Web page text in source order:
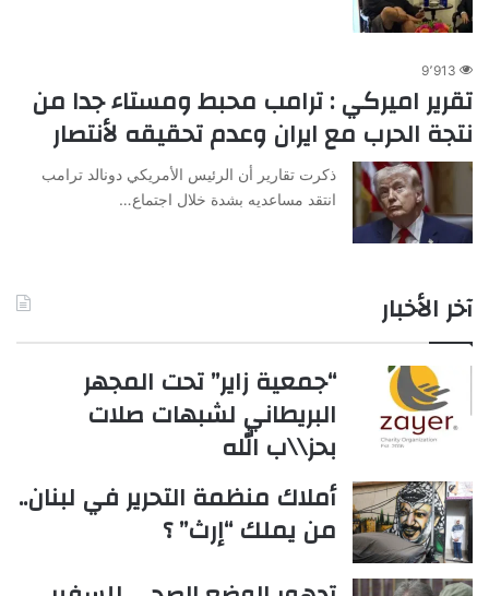
9٬913
تقرير اميركي : ترامب محبط ومستاء جدا من
نتجة الحرب مع ايران وعدم تحقيقه لأنتصار
ذكرت تقارير أن الرئيس الأمريكي دونالد ترامب
انتقد مساعديه بشدة خلال اجتماع…
آخر الأخبار
“جمعية زاير” تحت المجهر
البريطاني لشبهات صلات
بحز\\ب الله
أملاك منظمة التحرير في لبنان..
من يملك “إرث” ؟